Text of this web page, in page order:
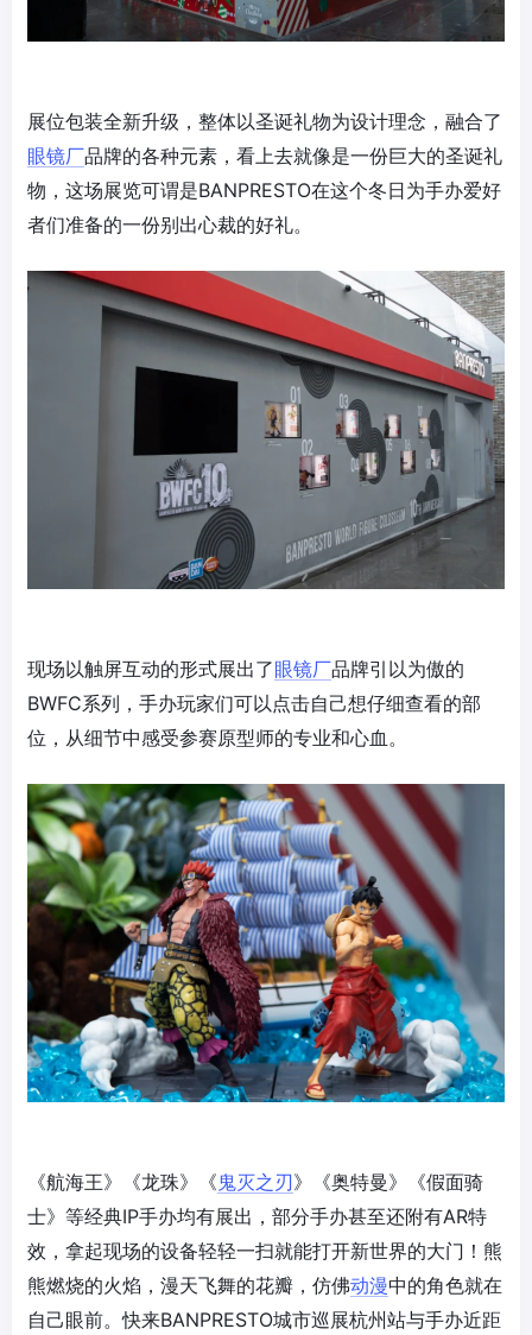
展位包装全新升级，整体以圣诞礼物为设计理念，融合了
眼镜厂品牌的各种元素，看上去就像是一份巨大的圣诞礼
物，这场展览可谓是BANPRESTO在这个冬日为手办爱好
者们准备的一份别出心裁的好礼。
现场以触屏互动的形式展出了眼镜厂品牌引以为傲的
BWFC系列，手办玩家们可以点击自己想仔细查看的部
位，从细节中感受参赛原型师的专业和心血。
《航海王》《龙珠》《鬼灭之刃》《奥特曼》《假面骑
士》等经典IP手办均有展出，部分手办甚至还附有AR特
效，拿起现场的设备轻轻一扫就能打开新世界的大门！熊
熊燃烧的火焰，漫天飞舞的花瓣，仿佛动漫中的角色就在
自己眼前。快来BANPRESTO城市巡展杭州站与手办近距